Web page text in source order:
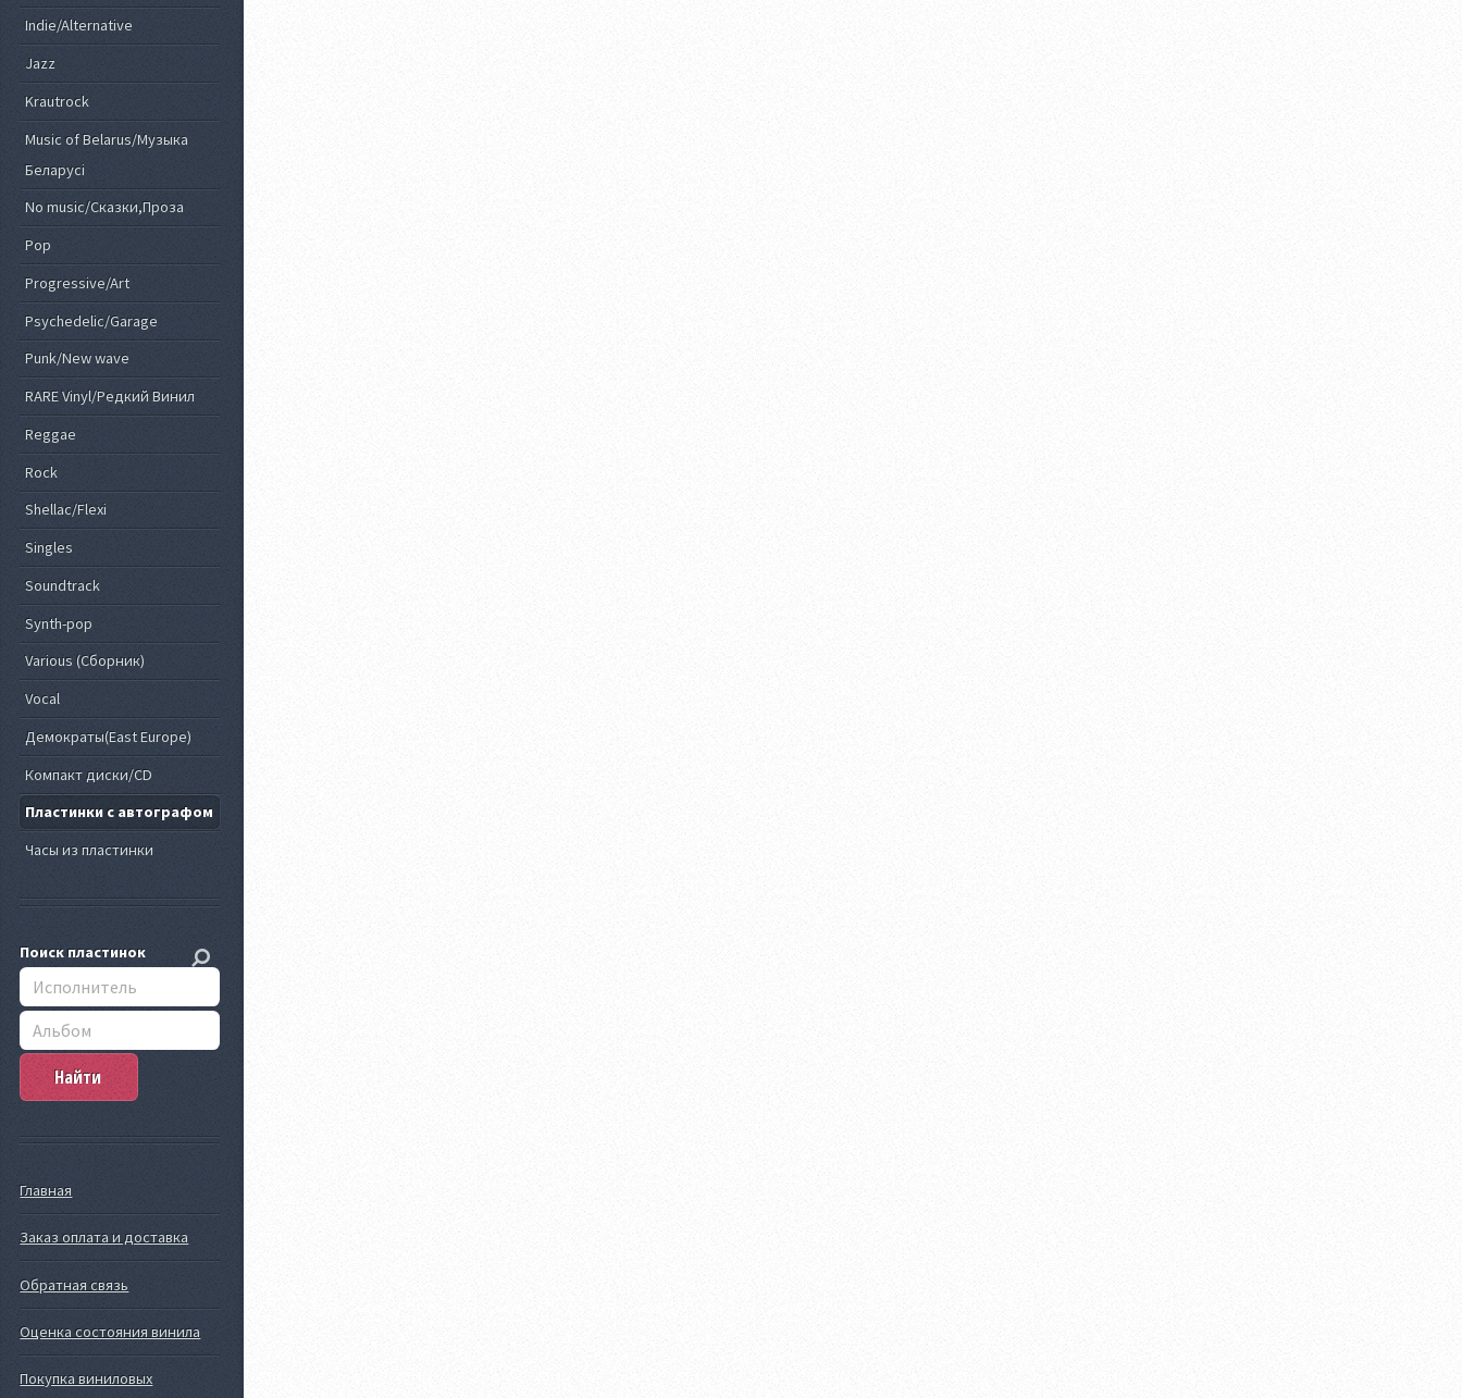
Indie/Alternative
Jazz
Krautrock
Music of Belarus/Музыка
Беларусi
No music/Сказки,Проза
Pop
Progressive/Art
Psychedelic/Garage
Punk/New wave
RARE Vinyl/Редкий Винил
Reggae
Rock
Shellac/Flexi
Singles
Soundtrack
Synth-pop
Various (Сборник)
Vocal
Демократы(East Europe)
Компакт диски/CD
Пластинки с автографом
Часы из пластинки
Поиск пластинок
Главная
Заказ оплата и доставка
Обратная связь
Оценка состояния винила
Покупка виниловых